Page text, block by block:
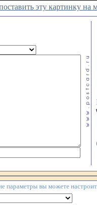
эту картинку на
параметры вы можете